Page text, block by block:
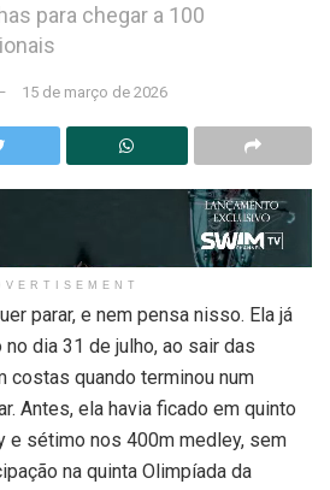
para chegar a 100
15 de março de 2026
parar, e nem pensa nisso. Ela já
dia 31 de julho, ao sair das
costas quando terminou num
Antes, ela havia ficado em quinto
e sétimo nos 400m medley, sem
na quinta Olimpíada da